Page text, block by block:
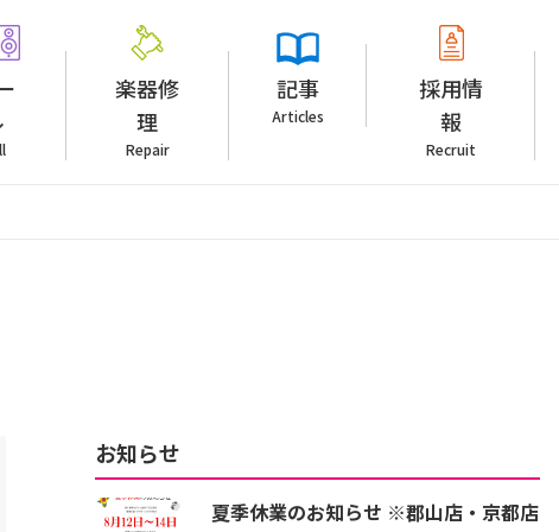
楽器修
理
Repair
記事
Articles
採用情
報
Recruit
お知らせ
夏季休業のお知らせ ※郡山店・京都店